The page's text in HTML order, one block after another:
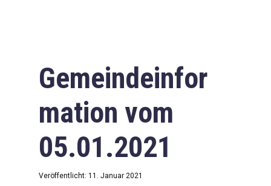
Gemeindeinfor
mation vom
05.01.2021
Veröffentlicht: 11. Januar 2021